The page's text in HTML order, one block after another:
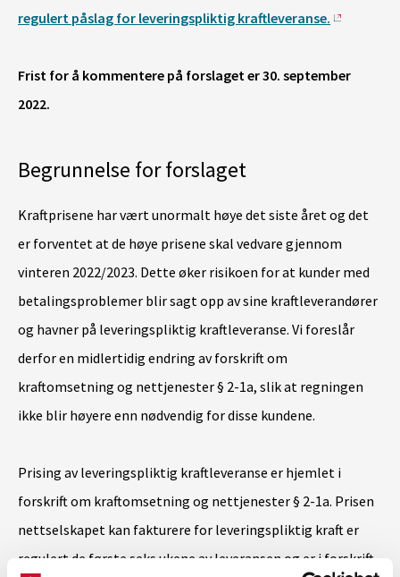
regulert påslag for leveringspliktig kraftleveranse.
Frist for å kommentere på forslaget er 30. september
2022.
Begrunnelse for forslaget
Kraftprisene har vært unormalt høye det siste året og det
er forventet at de høye prisene skal vedvare gjennom
vinteren 2022/2023. Dette øker risikoen for at kunder med
betalingsproblemer blir sagt opp av sine kraftleverandører
og havner på leveringspliktig kraftleveranse. Vi foreslår
derfor en midlertidig endring av forskrift om
kraftomsetning og nettjenester § 2-1a, slik at regningen
ikke blir høyere enn nødvendig for disse kundene.
Prising av leveringspliktig kraftleveranse er hjemlet i
forskrift om kraftomsetning og nettjenester § 2-1a. Prisen
nettselskapet kan fakturere for leveringspliktig kraft er
regulert de første seks ukene av leveransen og er i forskrift